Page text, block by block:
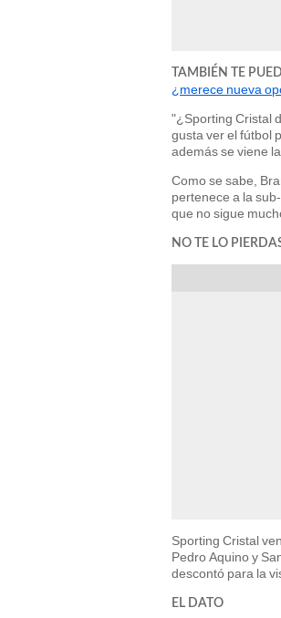
TAMBIÉN TE
¿merece nueva
"¿Sporting Cristal
gusta ver el fútbol
además se viene
Como se sabe,
pertenece a la
que no sigue
NO TE LO
Sporting Cristal
Pedro Aquino y
descontó para la
EL DATO